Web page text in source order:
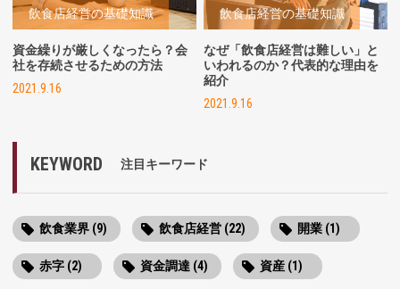
飲食店経営の基礎知識
資金繰りが厳しくなったら？会
社を存続させるための方法
2021.9.16
飲食店経営の基礎知識
なぜ「飲食店経営は難しい」と
いわれるのか？代表的な理由を
紹介
2021.9.16
KEYWORD 注目キーワード
飲食業界 (9) 飲食店経営 (22) 開業 (1)
赤字 (2) 資金調達 (4) 資産 (1)